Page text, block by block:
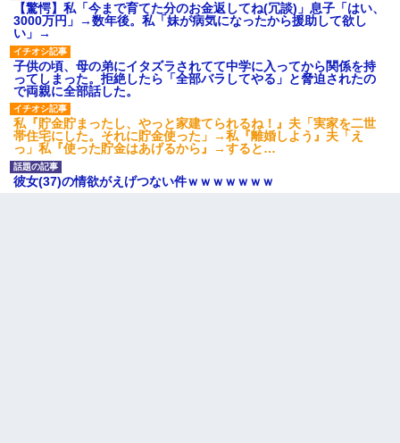
【驚愕】私「今まで育てた分のお金返してね(冗談)」息子「はい、
3000万円」→数年後。私「妹が病気になったから援助して欲し
い」→
子供の頃、母の弟にイタズラされてて中学に入ってから関係を持
ってしまった。拒絶したら「全部バラしてやる」と脅迫されたの
で両親に全部話した。
私『貯金貯まったし、やっと家建てられるね！』夫「実家を二世
帯住宅にした。それに貯金使った」→私『離婚しよう』夫「え
っ」私『使った貯金はあげるから』→すると…
彼女(37)の情欲がえげつない件ｗｗｗｗｗｗｗ